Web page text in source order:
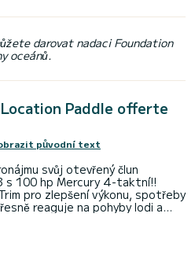
darovat nadaci Foundation
oceánů.
Location Paddle offerte
původní text
svůj otevřený člun
s 100 hp Mercury 4-taktní!!
pro zlepšení výkonu, spotřeby
reaguje na pohyby lodi a